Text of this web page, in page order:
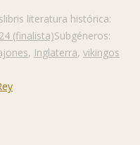
literatura histórica:
(finalista)Subgéneros:
, Inglaterra, vikingos